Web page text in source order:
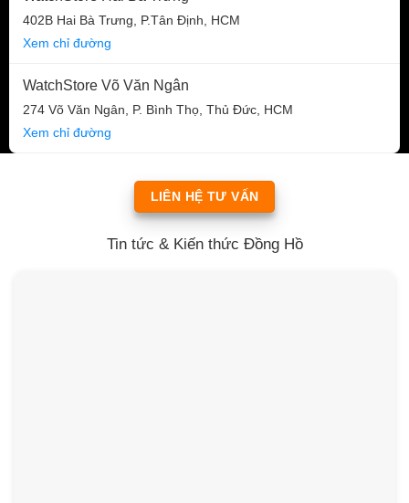
402B Hai Bà Trưng, P.Tân Định, HCM
Xem chỉ đường
WatchStore Võ Văn Ngân
274 Võ Văn Ngân, P. Bình Thọ, Thủ Đức, HCM
Xem chỉ đường
LIÊN HỆ TƯ VẤN
Tin tức & Kiến thức Đồng Hồ